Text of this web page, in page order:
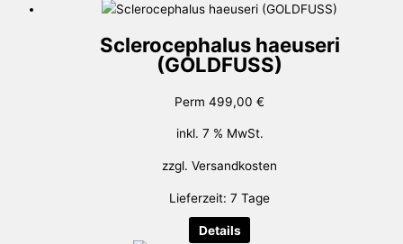
Sclerocephalus haeuseri
(GOLDFUSS)
Perm 499,00 €
inkl. 7 % MwSt.
zzgl. Versandkosten
Lieferzeit: 7 Tage
Details